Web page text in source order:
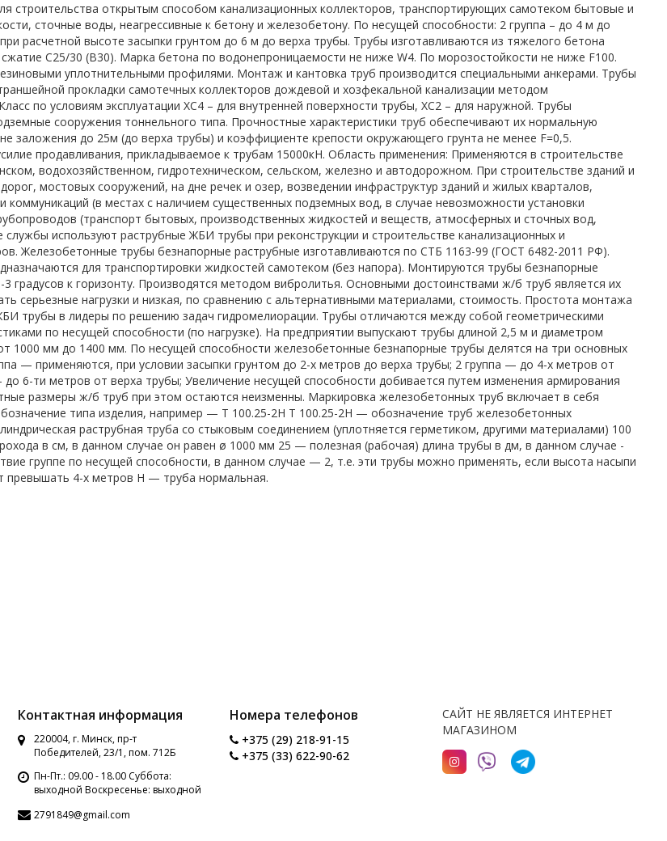
строительства открытым способом канализационных коллекторов, транспортирующих самотеком бытовые и
сточные воды, неагрессивные к бетону и железобетону. По несущей способности: 2 группа – до 4 м до
расчетной высоте засыпки грунтом до 6 м до верха трубы. Трубы изготавливаются из тяжелого бетона
сжатие С25/30 (В30). Марка бетона по водонепроницаемости не ниже W4. По морозостойкости не ниже F100.
уплотнительными профилями. Монтаж и кантовка труб производится специальными анкерами. Трубы
прокладки самотечных коллекторов дождевой и хозфекальной канализации методом
по условиям эксплуатации ХС4 – для внутренней поверхности трубы, ХС2 – для наружной. Трубы
сооружения тоннельного типа. Прочностные характеристики труб обеспечивают их нормальную
заложения до 25м (до верха трубы) и коэффициенте крепости окружающего грунта не менее F=0,5.
продавливания, прикладываемое к трубам 15000кН. Область применения: Применяются в строительстве
водохозяйственном, гидротехническом, сельском, железно и автодорожном. При строительстве зданий и
мостовых сооружений, на дне речек и озер, возведении инфраструктур зданий и жилых кварталов,
коммуникаций (в местах с наличием существенных подземных вод, в случае невозможности установки
(транспорт бытовых, производственных жидкостей и веществ, атмосферных и сточных вод,
используют раструбные ЖБИ трубы при реконструкции и строительстве канализационных и
Железобетонные трубы безнапорные раструбные изготавливаются по СТБ 1163-99 (ГОСТ 6482-2011 РФ).
для транспортировки жидкостей самотеком (без напора). Монтируются трубы безнапорные
градусов к горизонту. Производятся методом вибролитья. Основными достоинствами ж/б труб является их
серьезные нагрузки и низкая, по сравнению с альтернативными материалами, стоимость. Простота монтажа
трубы в лидеры по решению задач гидромелиорации. Трубы отличаются между собой геометрическими
по несущей способности (по нагрузке). На предприятии выпускают трубы длиной 2,5 м и диаметром
1000 мм до 1400 мм. По несущей способности железобетонные безнапорные трубы делятся на три основных
— применяются, при условии засыпки грунтом до 2-х метров до верха трубы; 2 группа — до 4-х метров от
6-ти метров от верха трубы; Увеличение несущей способности добивается путем изменения армирования
размеры ж/б труб при этом остаются неизменны. Маркировка железобетонных труб включает в себя
типа изделия, например — Т 100.25-2Н Т 100.25-2Н — обозначение труб железобетонных
раструбная труба со стыковым соединением (уплотняется герметиком, другими материалами) 100
в см, в данном случае он равен ø 1000 мм 25 — полезная (рабочая) длина трубы в дм, в данном случае -
группе по несущей способности, в данном случае — 2, т.е. эти трубы можно применять, если высота насыпи
превышать 4-х метров Н — труба нормальная.
Контактная информация
220004, г. Минск, пр-т
Победителей, 23/1, пом. 712Б
Пн-Пт.: 09.00 - 18.00 Суббота:
выходной Воскресенье: выходной
2791849@gmail.com
Номера телефонов
+375 (29) 218-91-15
+375 (33) 622-90-62
САЙТ НЕ ЯВЛЯЕТСЯ ИНТЕРНЕТ
МАГАЗИНОМ